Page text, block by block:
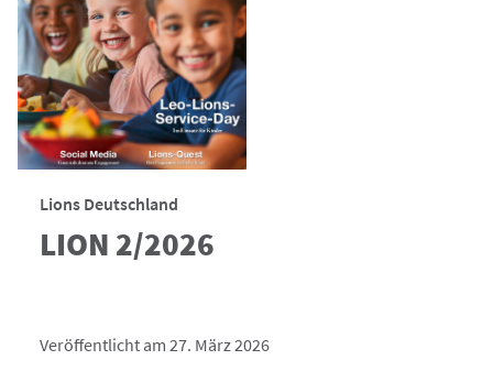
Lions Deutschland
LION 2/2026
Veröffentlicht am 27. März 2026